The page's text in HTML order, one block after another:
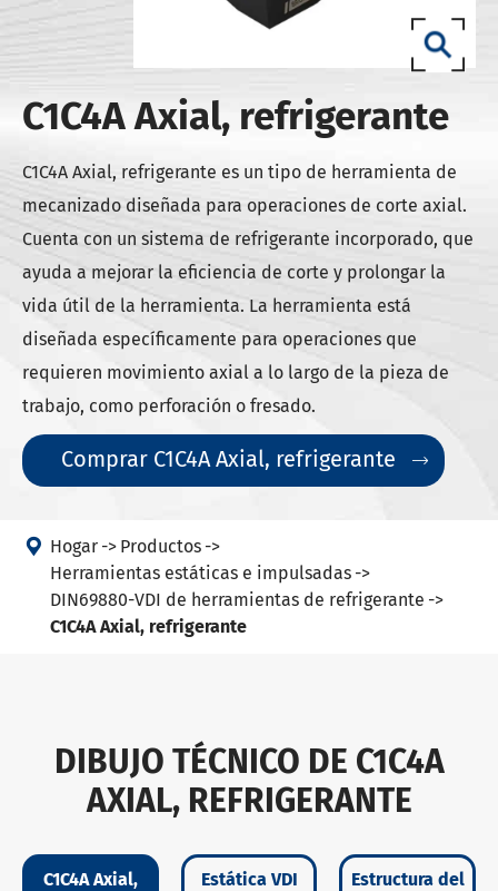
C1C4A Axial, refrigerante
C1C4A Axial, refrigerante es un tipo de herramienta de
mecanizado diseñada para operaciones de corte axial.
Cuenta con un sistema de refrigerante incorporado, que
ayuda a mejorar la eficiencia de corte y prolongar la
vida útil de la herramienta. La herramienta está
diseñada específicamente para operaciones que
requieren movimiento axial a lo largo de la pieza de
trabajo, como perforación o fresado.
Comprar C1C4A Axial, refrigerante 
 Hogar
Productos
Herramientas estáticas e impulsadas
DIN69880-VDI de herramientas de refrigerante
C1C4A Axial, refrigerante
DIBUJO TÉCNICO DE C1C4A
AXIAL, REFRIGERANTE
C1C4A Axial, Estática VDI Estructura del